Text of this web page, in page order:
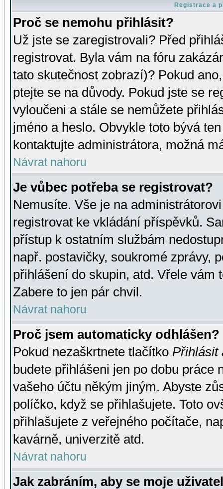
Registrace a
Proč se nemohu přihlásit?
Už jste se zaregistrovali? Před
registrovat. Byla vám na fóru
tato skutečnost zobrazí)? Pokud
ptejte se na důvody. Pokud jste se
vyloučeni a stále se nemůžete
jméno a heslo. Obvykle toto bývá
kontaktujte administrátora, možná
Návrat nahoru
Je vůbec potřeba se registrovat?
Nemusíte. Vše je na
registrovat ke vkládání příspěvků.
přístup k ostatním službám
např. postavičky, soukromé zprávy,
přihlášení do skupin, atd. Vřele vám
Zabere to jen pár chvil.
Návrat nahoru
Proč jsem automaticky odhlášen?
Pokud nezaškrtnete tlačítko Přihlásit
budete přihlášeni jen po dobu práce
vašeho účtu někým jiným. Abyste
políčko, když se přihlašujete. Toto
přihlašujete z veřejného počítače,
kavárně, univerzitě atd.
Návrat nahoru
Jak zabráním, aby se moje